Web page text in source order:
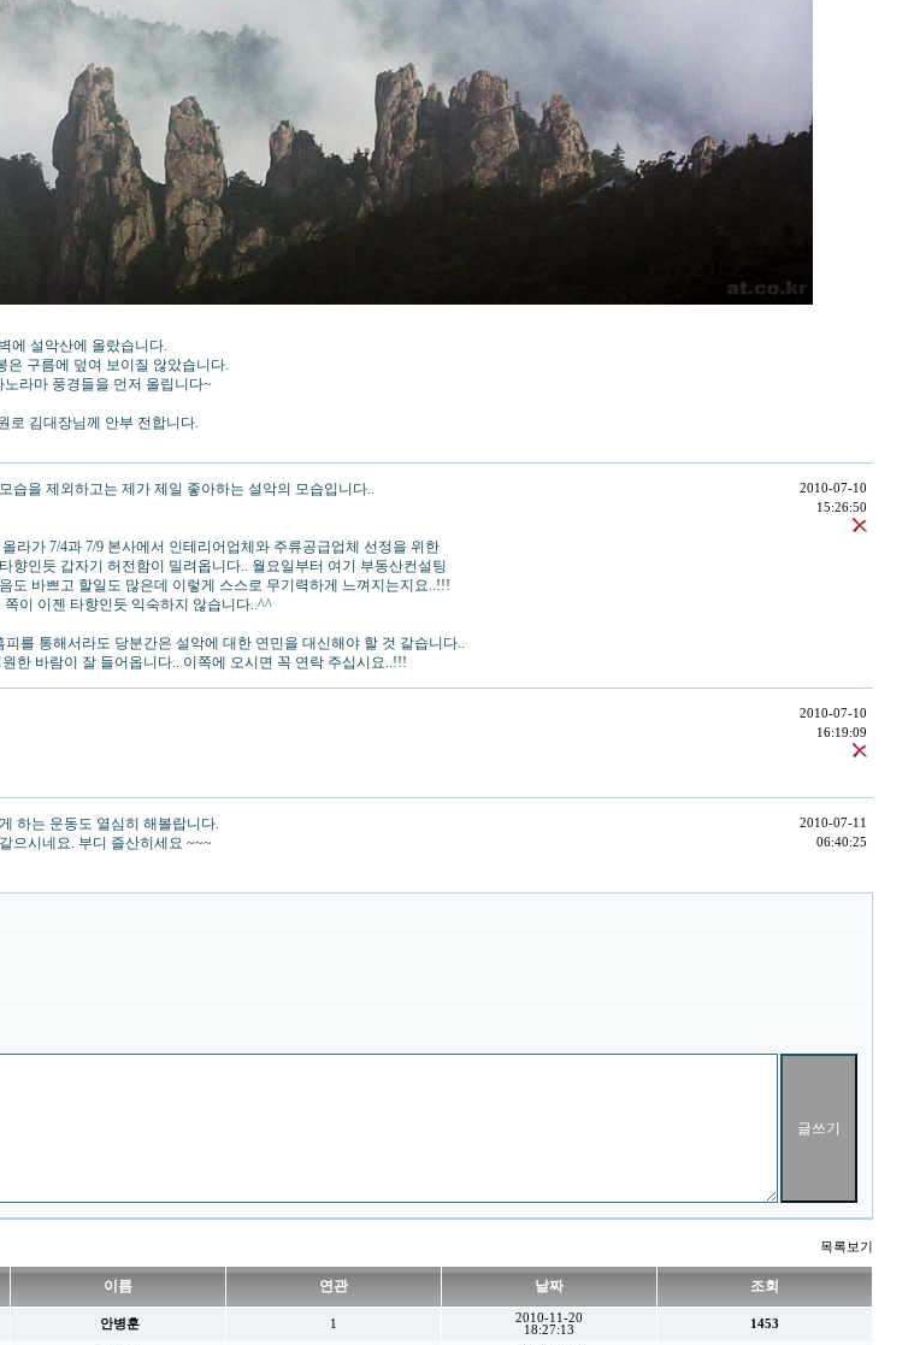
에 설악산에 올랐습니다.
구름에 덮여 보이질 않았습니다.
라마 풍경들을 먼저 올립니다~
로 김대장님께 안부 전합니다.
습을 제외하고는 제가 제일 좋아하는 설악의 모습입니다..
라가 7/4과 7/9 본사에서 인테리어업체와 주류공급업체 선정을 위한
향인듯 갑자기 허전함이 밀려옵니다.. 월요일부터 여기 부동산컨설팅
도 바쁘고 할일도 많은데 이렇게 스스로 무기력하게 느껴지는지요..!!!
이 이젠 타향인듯 익숙하지 않습니다..^^
를 통해서라도 당분간은 설악에 대한 연민을 대신해야 할 것 같습니다..
한 바람이 잘 들어옵니다.. 이쪽에 오시면 꼭 연락 주십시요..!!!
2010-07-10
15:26:50
2010-07-10
16:19:09
하는 운동도 열심히 해볼랍니다.
으시네요. 부디 즐산히세요 ~~~
2010-07-11
06:40:25
목록보기
이름 연관 날짜 조회
안병훈 1
2010-11-20
18:27:13
1453